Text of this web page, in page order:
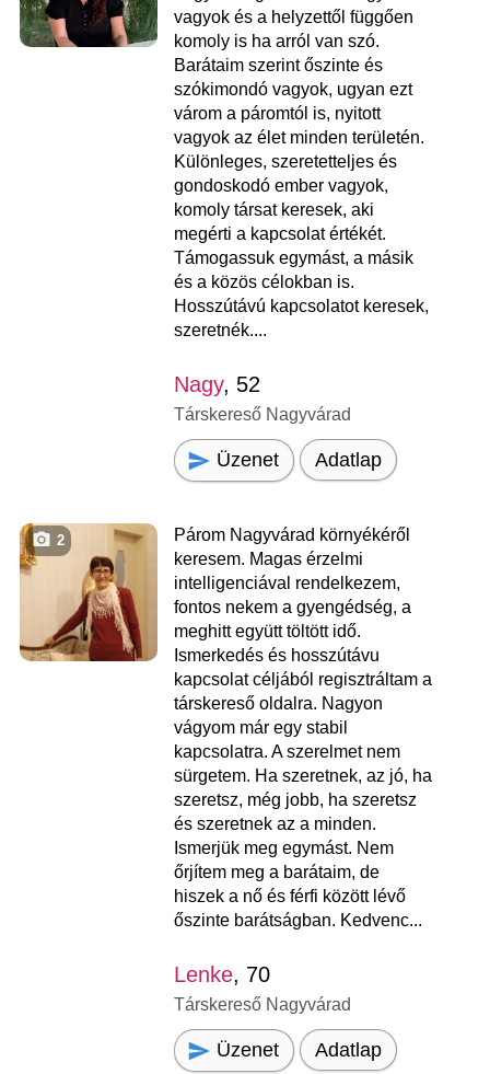
vagyok és a helyzettől függően
komoly is ha arról van szó.
Barátaim szerint őszinte és
szókimondó vagyok, ugyan ezt
várom a páromtól is, nyitott
vagyok az élet minden területén.
Különleges, szeretetteljes és
gondoskodó ember vagyok,
komoly társat keresek, aki
megérti a kapcsolat értékét.
Támogassuk egymást, a másik
és a közös célokban is.
Hosszútávú kapcsolatot keresek,
szeretnék....
Nagy, 52
Társkereső Nagyvárad
Üzenet Adatlap
2
Párom Nagyvárad környékéről
keresem. Magas érzelmi
intelligenciával rendelkezem,
fontos nekem a gyengédség, a
meghitt együtt töltött idő.
Ismerkedés és hosszútávu
kapcsolat céljából regisztráltam a
társkereső oldalra. Nagyon
vágyom már egy stabil
kapcsolatra. A szerelmet nem
sürgetem. Ha szeretnek, az jó, ha
szeretsz, még jobb, ha szeretsz
és szeretnek az a minden.
Ismerjük meg egymást. Nem
őrjítem meg a barátaim, de
hiszek a nő és férfi között lévő
őszinte barátságban. Kedvenc...
Lenke, 70
Társkereső Nagyvárad
Üzenet Adatlap